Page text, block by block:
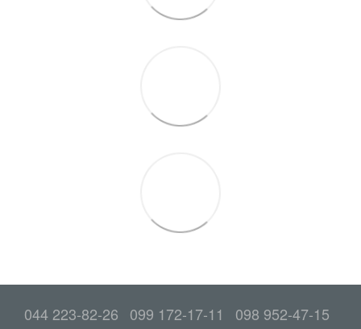
044 223-82-26 099 172-17-11 098 952-47-15